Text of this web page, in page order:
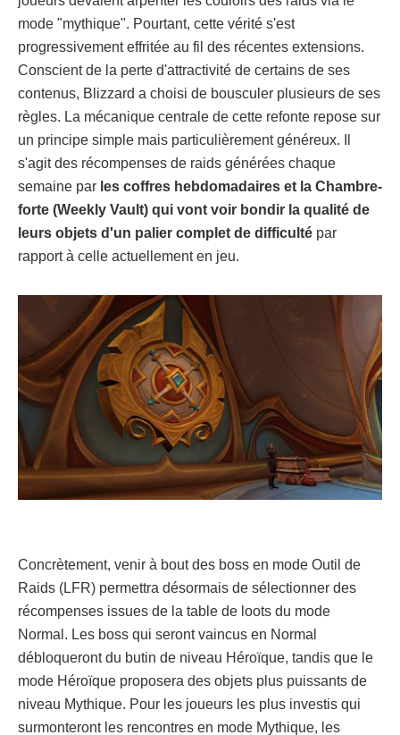
mode "mythique". Pourtant, cette vérité s'est
progressivement effritée au fil des récentes extensions.
Conscient de la perte d'attractivité de certains de ses
contenus, Blizzard a choisi de bousculer plusieurs de ses
règles. La mécanique centrale de cette refonte repose sur
un principe simple mais particulièrement généreux. Il
s'agit des récompenses de raids générées chaque
semaine par les coffres hebdomadaires et la Chambre-
forte (Weekly Vault) qui vont voir bondir la qualité de
leurs objets d'un palier complet de difficulté par
rapport à celle actuellement en jeu.
Concrètement, venir à bout des boss en mode Outil de
Raids (LFR) permettra désormais de sélectionner des
récompenses issues de la table de loots du mode
Normal. Les boss qui seront vaincus en Normal
débloqueront du butin de niveau Héroïque, tandis que le
mode Héroïque proposera des objets plus puissants de
niveau Mythique. Pour les joueurs les plus investis qui
surmonteront les rencontres en mode Mythique, les